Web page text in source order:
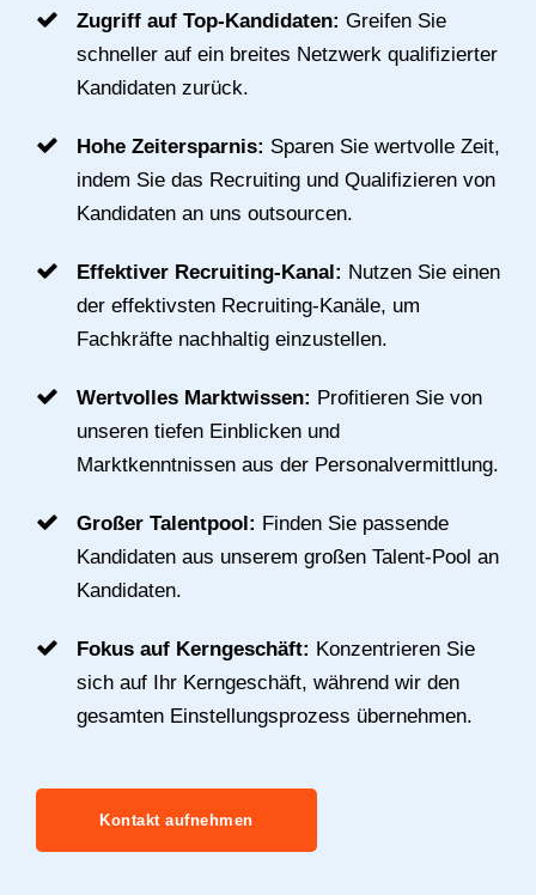
Zugriff auf Top-Kandidaten: Greifen Sie
schneller auf ein breites Netzwerk qualifizierter
Kandidaten zurück.
Hohe Zeitersparnis: Sparen Sie wertvolle Zeit,
indem Sie das Recruiting und Qualifizieren von
Kandidaten an uns outsourcen.
Effektiver Recruiting-Kanal: Nutzen Sie einen
der effektivsten Recruiting-Kanäle, um
Fachkräfte nachhaltig einzustellen.
Wertvolles Marktwissen: Profitieren Sie von
unseren tiefen Einblicken und
Marktkenntnissen aus der Personalvermittlung.
Großer Talentpool: Finden Sie passende
Kandidaten aus unserem großen Talent-Pool an
Kandidaten.
Fokus auf Kerngeschäft: Konzentrieren Sie
sich auf Ihr Kerngeschäft, während wir den
gesamten Einstellungsprozess übernehmen.
Kontakt aufnehmen